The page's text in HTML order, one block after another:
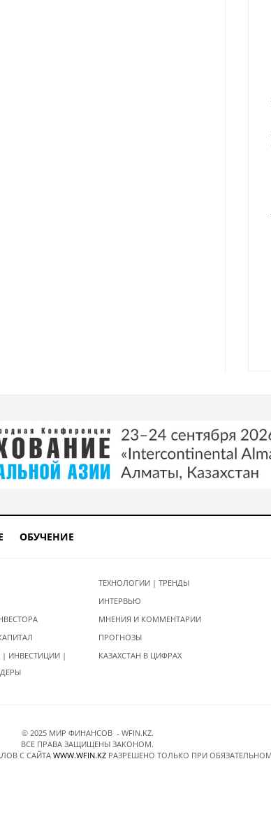
ОБУЧЕНИЕ
ИНВЕСТИЦИИ |
ТЕХНОЛОГИИ | ТРЕНДЫ
ИНТЕРВЬЮ
МНЕНИЯ И КОММЕНТАРИИ
ПРОГНОЗЫ
КАЗАХСТАН В ЦИФРАХ
© 2025 МИР ФИНАНСОВ - WFIN.KZ.
ВСЕ ПРАВА ЗАЩИЩЕНЫ ЗАКОНОМ.
C САЙТА WWW.WFIN.KZ РАЗРЕШЕНО ТОЛЬКО ПРИ